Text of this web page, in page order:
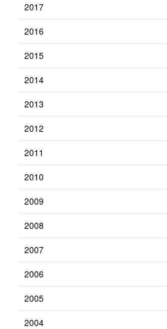
2017
2016
2015
2014
2013
2012
2011
2010
2009
2008
2007
2006
2005
2004